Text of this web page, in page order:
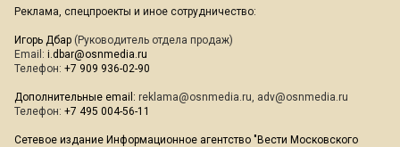
Реклама, спецпроекты и иное сотрудничество:
Игорь Дбар (Руководитель отдела продаж)
Email: i.dbar@osnmedia.ru
Телефон: +7 909 936-02-90
Дополнительные email: reklama@osnmedia.ru, adv@osnmedia.ru
Телефон: +7 495 004-56-11
Сетевое издание Информационное агентство "Вести Московского